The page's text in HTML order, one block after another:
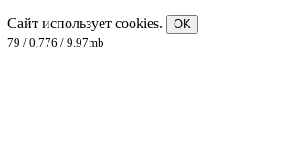
Сайт использует cookies.
OK
79 / 0,776 / 9.97mb